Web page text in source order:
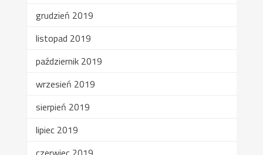
grudzień 2019
listopad 2019
październik 2019
wrzesień 2019
sierpień 2019
lipiec 2019